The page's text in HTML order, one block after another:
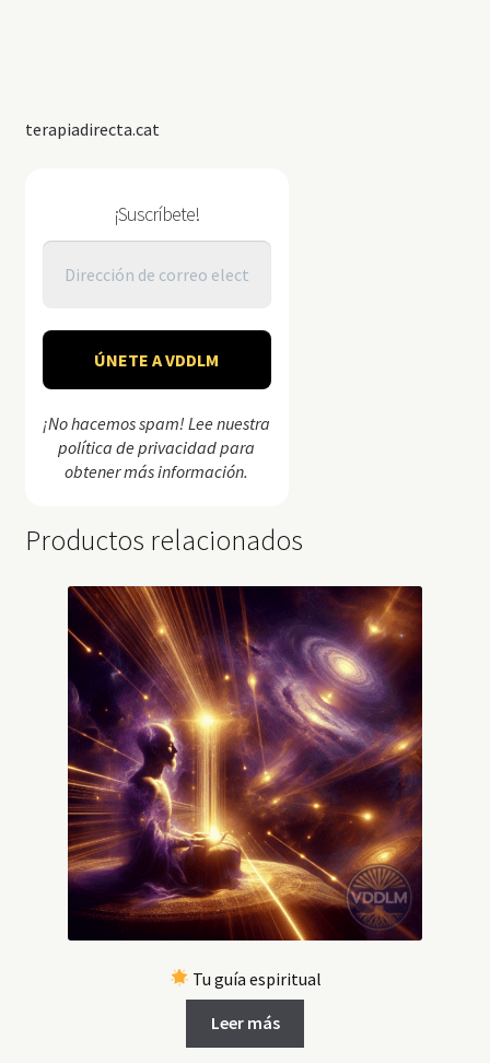
terapiadirecta.cat
¡Suscríbete!
¡No hacemos spam! Lee nuestra
política de privacidadpara
obtener más información.
Productos relacionados
Tu guía espiritual
Leer más